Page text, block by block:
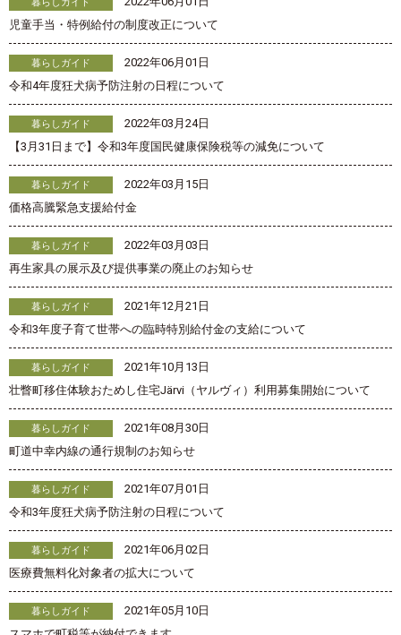
児童手当・特例給付の制度改正について
暮らしガイド
2022年06月01日
令和4年度狂犬病予防注射の日程について
暮らしガイド
2022年03月24日
【3月31日まで】令和3年度国民健康保険税等の減免について
暮らしガイド
2022年03月15日
価格高騰緊急支援給付金
暮らしガイド
2022年03月03日
再生家具の展示及び提供事業の廃止のお知らせ
暮らしガイド
2021年12月21日
令和3年度子育て世帯への臨時特別給付金の支給について
暮らしガイド
2021年10月13日
壮瞥町移住体験おためし住宅Järvi（ヤルヴィ）利用募集開始について
暮らしガイド
2021年08月30日
町道中幸内線の通行規制のお知らせ
暮らしガイド
2021年07月01日
令和3年度狂犬病予防注射の日程について
暮らしガイド
2021年06月02日
医療費無料化対象者の拡大について
暮らしガイド
2021年05月10日